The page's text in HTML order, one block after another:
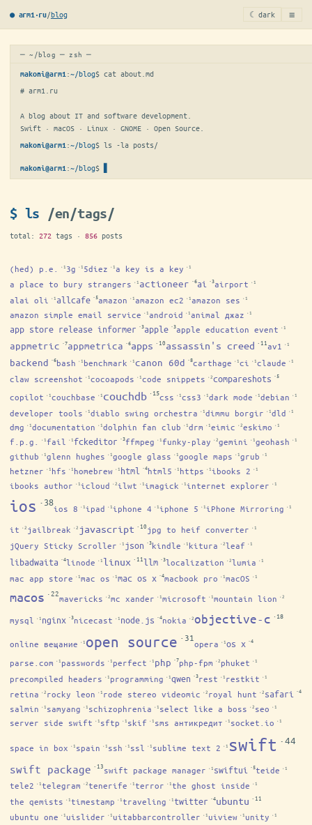
● arm1·ru/blog ☾ dark ≡
─ ~/blog ─ zsh ─
makoni@arm1 :~/blog$ cat about.md
# arm1.ru
A blog about IT and software development.
Swift · macOS · Linux · GNOME · Open Source.
makoni@arm1 :~/blog$ ls -la posts/
makoni@arm1 :~/blog$
$ ls /en/tags/
total: 272 tags · 856 posts
(hed) p.e. ·1 3g ·1 5diez ·1 a key is a key ·1
a place to bury strangers ·1 actioneer ·6ai ·3airport ·1
alai oli ·1 allcafe ·5amazon ·1 amazon ec2 ·1 amazon ses ·1
amazon simple email service ·1 android ·1 animal джаz ·1
app store release informer ·3apple ·3apple education event ·1
appmetric ·7appmetrica ·6apps ·10assassin's creed ·11 av1 ·1
backend ·6bash ·1 benchmark ·1canon 60d ·8carthage ·1ci ·1claude ·1
claw screenshot ·1cocoapods ·1code snippets ·2compareshots ·5
copilot ·1couchbase ·1 couchdb ·15css ·1css3 ·1dark mode ·1debian ·1
developer tools ·1diablo swing orchestra ·1dimmu borgir ·1dld ·1
dmg ·1documentation ·1dolphin fan club ·1drm ·1eimic ·2eskimo ·1
f.p.g. ·1fail ·1 fckeditor ·3ffmpeg ·1funky-play ·2gemini ·1geohash ·1
github ·1glenn hughes ·1google glass ·1google maps ·1grub ·1
hetzner ·1 hfs ·1 homebrew ·1 html ·4html5 ·1 https ·1ibooks 2 ·1
ibooks author ·1icloud ·2ilwt ·1imagick ·1internet explorer ·1
ios ·38
ios 8 ·1ipad ·1iphone 4 ·1iphone 5 ·1iPhone Mirroring ·1
it ·2 jailbreak ·2 javascript ·10jpg to heif converter ·1
jQuery Sticky Scroller ·1 json ·3kindle ·1 kitura ·2leaf ·1
libadwaita ·4linode ·1 linux ·11llm ·3localization ·2lumia ·1
mac app store ·1mac os ·1mac os x ·4macbook pro ·1macOS ·1
macos ·22mavericks ·2mc xander ·1microsoft ·1mountain lion ·2
mysql ·1 nginx ·3nicecast ·1 node.js ·4nokia ·2objective-c ·18
online вещание ·1 open source ·31
opera ·1os x ·4
parse.com ·1 passwords ·1 perfect ·1 php ·7php-fpm ·2 phuket ·1
precompiled headers ·1 programming ·1qwen ·3rest ·1 restkit ·1
retina ·2 rocky leon ·1 rode stereo videomic ·2 royal hunt ·2 safari ·4
salmin ·1 samyang ·1 schizophrenia ·1 select like a boss ·2 seo ·1
server side swift ·1 sftp ·1 skif ·1 sms антикредит ·1 socket.io ·1
space in box ·1 spain ·1 ssh ·1 ssl ·1 sublime text 2 ·1 swift ·44
swift package ·13swift package manager ·1 swiftui ·5teide ·1
tele2 ·1telegram ·2tenerife ·1terror ·1the ghost inside ·1
the qemists ·1timestamp ·1traveling ·1 twitter ·4ubuntu ·11
ubuntu one ·1 uislider ·1 uitabbarcontroller ·1 uiview ·1 unity ·1